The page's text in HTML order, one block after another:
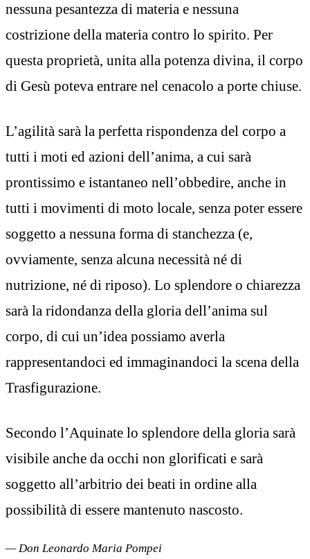
nessuna pesantezza di materia e nessuna
costrizione della materia contro lo spirito. Per
questa proprietà, unita alla potenza divina, il corpo
di Gesù poteva entrare nel cenacolo a porte chiuse.
L’agilità sarà la perfetta rispondenza del corpo a
tutti i moti ed azioni dell’anima, a cui sarà
prontissimo e istantaneo nell’obbedire, anche in
tutti i movimenti di moto locale, senza poter essere
soggetto a nessuna forma di stanchezza (e,
ovviamente, senza alcuna necessità né di
nutrizione, né di riposo). Lo splendore o chiarezza
sarà la ridondanza della gloria dell’anima sul
corpo, di cui un’idea possiamo averla
rappresentandoci ed immaginandoci la scena della
Trasfigurazione.
Secondo l’Aquinate lo splendore della gloria sarà
visibile anche da occhi non glorificati e sarà
soggetto all’arbitrio dei beati in ordine alla
possibilità di essere mantenuto nascosto.
— Don Leonardo Maria Pompei